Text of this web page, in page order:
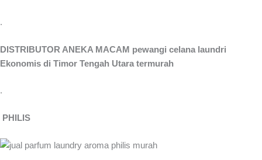
.
DISTRIBUTOR ANEKA MACAM pewangi celana laundri
Ekonomis di Timor Tengah Utara termurah
.
PHILIS